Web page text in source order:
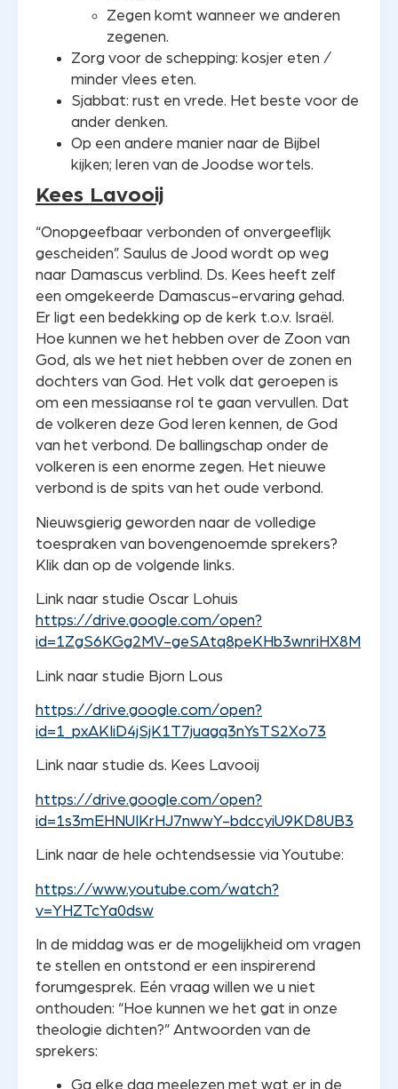
Zegen komt wanneer we anderen
zegenen.
Zorg voor de schepping: kosjer eten /
minder vlees eten.
Sjabbat: rust en vrede. Het beste voor de
ander denken.
Op een andere manier naar de Bijbel
kijken; leren van de Joodse wortels.
Kees Lavooij
“Onopgeefbaar verbonden of onvergeeflijk
gescheiden”. Saulus de Jood wordt op weg
naar Damascus verblind. Ds. Kees heeft zelf
een omgekeerde Damascus-ervaring gehad.
Er ligt een bedekking op de kerk t.o.v. Israël.
Hoe kunnen we het hebben over de Zoon van
God, als we het niet hebben over de zonen en
dochters van God. Het volk dat geroepen is
om een messiaanse rol te gaan vervullen. Dat
de volkeren deze God leren kennen, de God
van het verbond. De ballingschap onder de
volkeren is een enorme zegen. Het nieuwe
verbond is de spits van het oude verbond.
Nieuwsgierig geworden naar de volledige
toespraken van bovengenoemde sprekers?
Klik dan op de volgende links.
Link naar studie Oscar Lohuis
https://drive.google.com/open?
id=1ZgS6KGg2MV-geSAtq8peKHb3wnriHX8M
Link naar studie Bjorn Lous
https://drive.google.com/open?
id=1_pxAKIiD4jSjK1T7juagq3nYsTS2Xo73
Link naar studie ds. Kees Lavooij
https://drive.google.com/open?
id=1s3mEHNUIKrHJ7nwwY-bdccyiU9KD8UB3
Link naar de hele ochtendsessie via Youtube:
https://www.youtube.com/watch?
v=YHZTcYa0dsw
In de middag was er de mogelijkheid om vragen
te stellen en ontstond er een inspirerend
forumgesprek. Eén vraag willen we u niet
onthouden: “Hoe kunnen we het gat in onze
theologie dichten?” Antwoorden van de
sprekers:
Ga elke dag meelezen met wat er in de